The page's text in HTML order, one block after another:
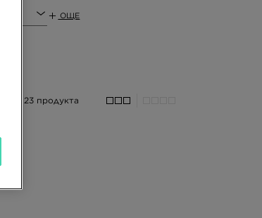
ОЩЕ
23 продукта